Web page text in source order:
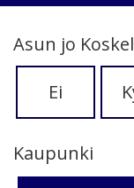
Asun jo
Ei
Kaupunki